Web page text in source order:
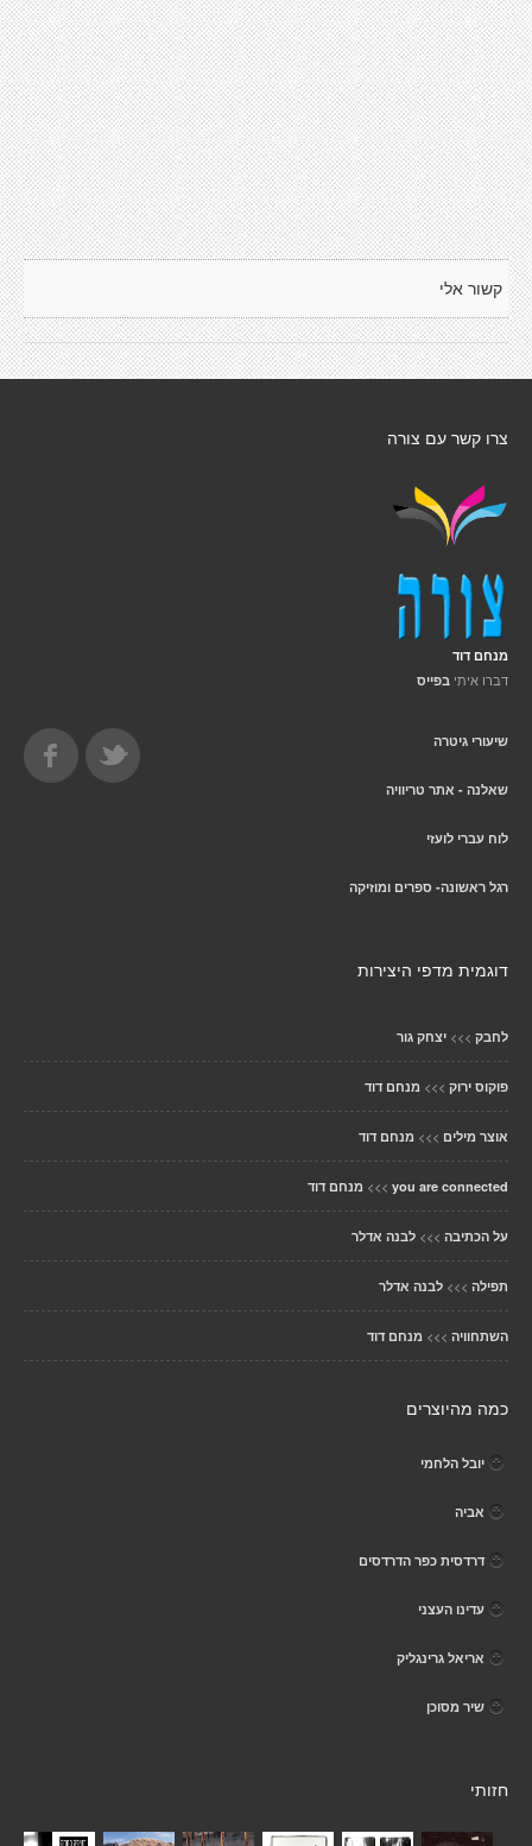
קשור אלי
צרו קשר עם צורה
מנחם דוד
דברו איתי בפייס
שיעורי גיטרה
שאלנה - אתר טריוויה
לוח עברי לועזי
רגל ראשונה- ספרים ומוזיקה
דוגמית מדפי היצירות
לחבק >>> יצחק גור
פוקוס ירוק >>> מנחם דוד
אוצר מילים >>> מנחם דוד
you are connected
>>> מנחם דוד
על הכתיבה >>> לבנה אדלר
תפילה >>> לבנה אדלר
השתחוויה >>> מנחם דוד
כמה מהיוצרים
יובל הלחמי
אביה
דרדסית כפר הדרדסים
עדינו העצני
אריאל גרינגליק
שיר מסוכן
חזותי